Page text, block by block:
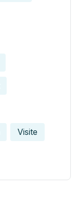
Visite